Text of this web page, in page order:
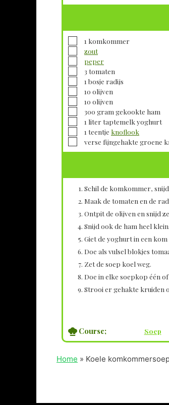
▢1 komkommer
▢
zout
▢
peper
▢
3 tomaten
▢1 bosje radijs
▢
10 olijven
▢
10 olijven
▢
300 gram gekookte ham
▢1 liter taptemelk yoghurt
▢1 teentje knoflook
▢
verse fijngehakte groene
Schil de komkommer,
Maak de tomaten en de
Ontpit de olijven en snijd
Snijd ook de ham heel klein.
Giet de yoghurt in een
Doe als vulsel blokjes
Zet de soep koel weg.
Doe in elke soepkop één
Strooi er gehakte kruiden
Course; Soep
Home » Koele